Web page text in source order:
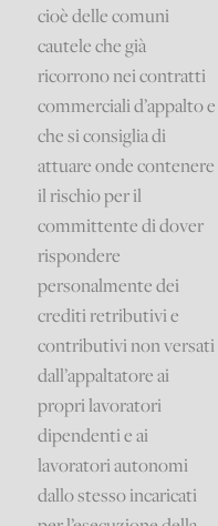
cioè delle comuni
cautele che già
ricorrono nei contratti
commerciali d’appalto e
che si consiglia di
attuare onde contenere
il rischio per il
committente di dover
rispondere
personalmente dei
crediti retributivi e
contributivi non versati
dall’appaltatore ai
propri lavoratori
dipendenti e ai
lavoratori autonomi
dallo stesso incaricati